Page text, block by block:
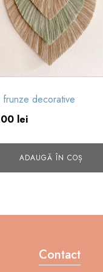
decorative
lei
ADAUGĂ ÎN COȘ
Contact